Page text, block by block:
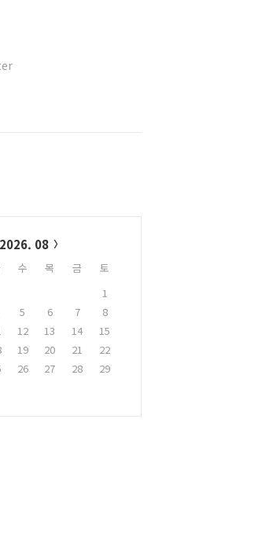
2026. 08
수 목 금
토
1
5 6 7
8
12 13 14
15
19 20 21
22
26 27 28
29